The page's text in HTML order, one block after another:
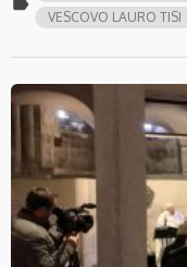
label
VESCOVO LAURO TISI